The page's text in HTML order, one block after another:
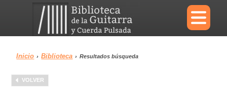
×
Menu
Inicio › Biblioteca › Resultados búsqueda
VOLVER